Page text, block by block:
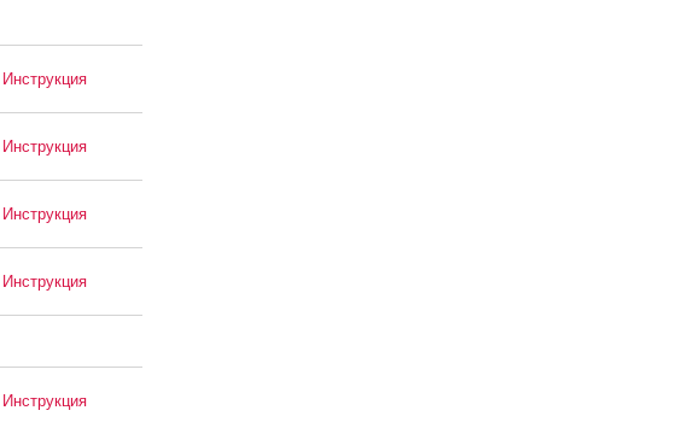
Инструкция
Инструкция
Инструкция
Инструкция
Инструкция